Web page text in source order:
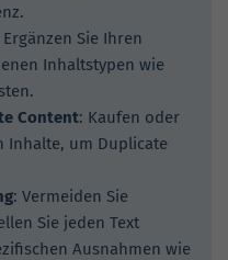
Ergänzen Sie Ihren
Inhaltstypen wie
Content: Kaufen oder
Inhalte, um Duplicate
: Vermeiden Sie
Sie jeden Text
Ausnahmen wie